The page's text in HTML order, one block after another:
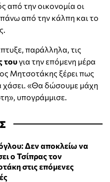
από την οικονομία οι
από την κάλπη και το
παράλληλα, τις
τουγια την επόμενη μέρα
Μητσοτάκης ξέρει πως
χάσει. «Θα δώσουμε μάχη
υπογράμμισε.
Δεν αποκλείω να
ο Τσίπρας τον
στις επόμενες